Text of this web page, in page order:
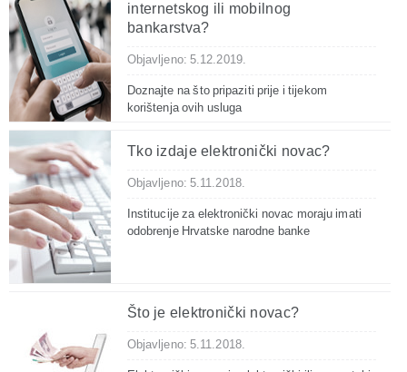
internetskog ili mobilnog
bankarstva?
Objavljeno: 5.12.2019.
Doznajte na što pripaziti prije i tijekom
korištenja ovih usluga
Tko izdaje elektronički novac?
Objavljeno: 5.11.2018.
Institucije za elektronički novac moraju imati
odobrenje Hrvatske narodne banke
Što je elektronički novac?
Objavljeno: 5.11.2018.